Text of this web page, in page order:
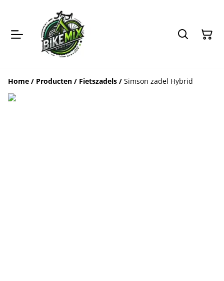
Home / Producten / Fietszadels / Simson zadel Hybrid